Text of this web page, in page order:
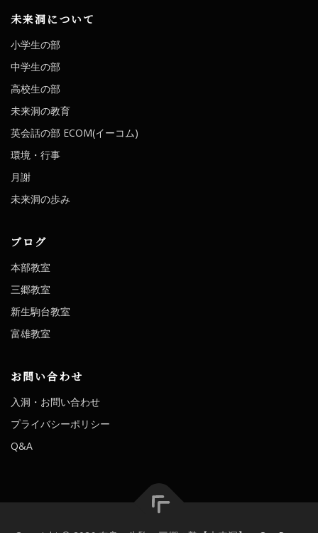
未来洞について
小学生の部
中学生の部
高校生の部
未来洞の教育
英会話の部 ECOM(イーコム)
環境・行事
月謝
未来洞の歩み
ブログ
本部教室
三郷教室
新生駒台教室
富雄教室
お問い合わせ
入洞・お問い合わせ
プライバシーポリシー
Q&A